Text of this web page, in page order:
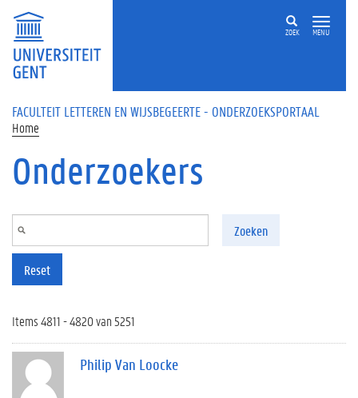
Overslaan en naar de inhoud gaan
ZOEK MENU
FACULTEIT LETTEREN EN WIJSBEGEERTE - ONDERZOEKSPORTAAL
Home
Onderzoekers
Zoeken
Reset
Items 4811 - 4820 van 5251
Philip Van Loocke